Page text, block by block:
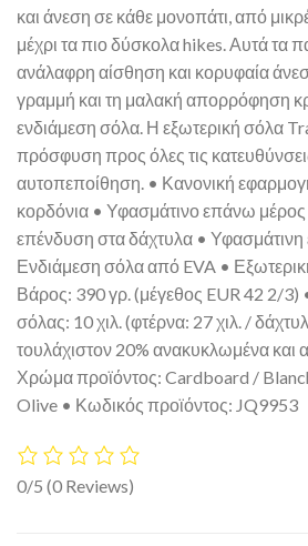
και άνεση σε κάθε μονοπάτι, από
μέχρι τα πιο δύσκολα hikes. Αυτά τα
ανάλαφρη αίσθηση και κορυφαία
γραμμή και τη μαλακή απορρόφηση
ενδιάμεση σόλα. Η εξωτερική σόλα
πρόσφυση προς όλες τις
αυτοπεποίθηση. • Κανονική
κορδόνια • Υφασμάτινο επάνω μέρος
επένδυση στα δάχτυλα •
Ενδιάμεση σόλα από EVA •
Βάρος: 390 γρ. (μέγεθος EUR 42 2/3)
σόλας: 10 χιλ. (φτέρνα: 27 χιλ. /
τουλάχιστον 20% ανακυκλωμένα και
Χρώμα προϊόντος: Cardboard /
Olive • Κωδικός προϊόντος: JQ9953
0/5 (0 Reviews)